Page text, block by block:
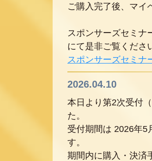
ご購入完了後、マイ
スポンサーズセミナ
にて是非ご覧くださ
スポンサーズセミナ
2026.04.10
本日より第2次受付
た。
受付期間は 2026年5
す。
期間内に購入・決済